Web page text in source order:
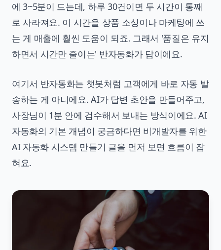
에 3~5분이 드는데, 하루 30건이면 두 시간이 통째
로 사라져요. 이 시간을 상품 소싱이나 마케팅에 쓰
는 게 매출에 훨씬 도움이 되죠. 그래서 '품질은 유지
하면서 시간만 줄이는' 반자동화가 답이에요.
여기서 반자동화는 챗봇처럼 고객에게 바로 자동 발
송하는 게 아니에요. AI가 답변 초안을 만들어주고,
사장님이 1분 안에 검수해서 보내는 방식이에요. AI
자동화의 기본 개념이 궁금하다면 비개발자를 위한
AI 자동화 시스템 만들기 글을 먼저 보면 흐름이 잡
혀요.